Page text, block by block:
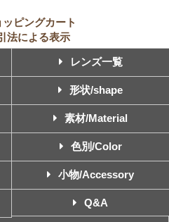
ッピングカート
法による表示
レンズ一覧
形状/shape
素材/Material
色別/Color
小物/Accessory
Q&A